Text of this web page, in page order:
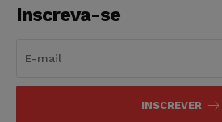
Inscreva-se
INSCREVER